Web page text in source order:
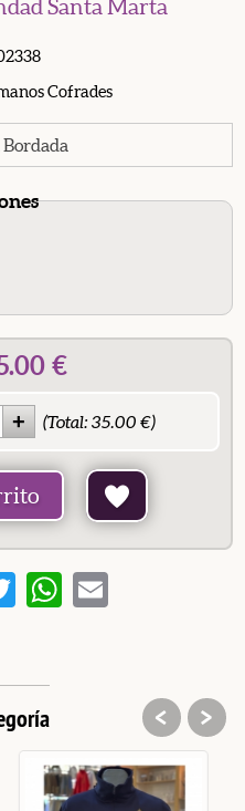
Santa Marta
Cofrades
€
(Total:35.00 €)
TwitterWhatsApp
Email
< >